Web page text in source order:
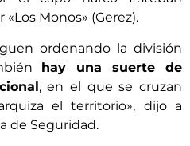
Monos» (Gerez).
ordenando la división
hay una suerte de
, en el que se cruzan
el territorio», dijo a
de Seguridad.